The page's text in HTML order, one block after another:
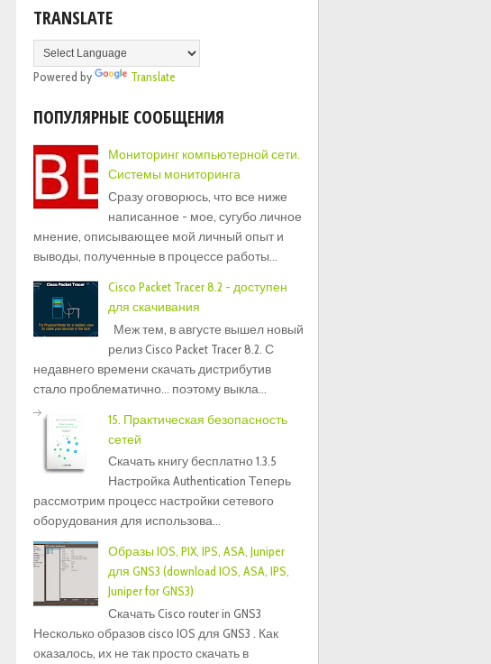
TRANSLATE
Powered by Translate
ПОПУЛЯРНЫЕ СООБЩЕНИЯ
Мониторинг компьютерной сети.
Системы мониторинга
Сразу оговорюсь, что все ниже
написанное - мое, сугубо личное
мнение, описывающее мой личный опыт и
выводы, полученные в процессе работы...
Cisco Packet Tracer 8.2 - доступен
для скачивания
Меж тем, в августе вышел новый
релиз Cisco Packet Tracer 8.2. С
недавнего времени скачать дистрибутив
стало проблематично... поэтому выкла...
15. Практическая безопасность
сетей
Скачать книгу бесплатно 1.3.5
Настройка Authentication Теперь
рассмотрим процесс настройки сетевого
оборудования для использова...
Образы IOS, PIX, IPS, ASA, Juniper
для GNS3 (download IOS, ASA, IPS,
Juniper for GNS3)
Скачать Cisco router in GNS3
Несколько образов cisco IOS для GNS3 . Как
оказалось, их не так просто скачать в